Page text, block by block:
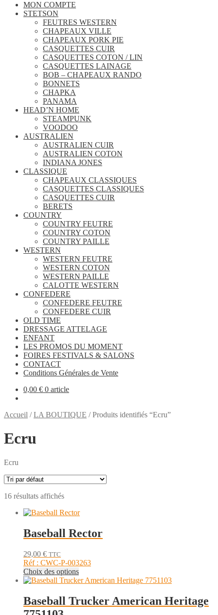
MON COMPTE
STETSON
FEUTRES WESTERN
CHAPEAUX VILLE
CHAPEAUX PORK PIE
CASQUETTES CUIR
CASQUETTES COTON / LIN
CASQUETTES LAINAGE
BOB – CHAPEAUX RANDO
BONNETS
CHAPKA
PANAMA
HEAD’N HOME
STEAMPUNK
VOODOO
AUSTRALIEN
AUSTRALIEN CUIR
AUSTRALIEN COTON
INDIANA JONES
CLASSIQUE
CHAPEAUX CLASSIQUES
CASQUETTES CLASSIQUES
CASQUETTES CUIR
BERETS
COUNTRY
COUNTRY FEUTRE
COUNTRY COTON
COUNTRY PAILLE
WESTERN
WESTERN FEUTRE
WESTERN COTON
WESTERN PAILLE
CALOTTE WESTERN
CONFEDERE
CONFEDERE FEUTRE
CONFEDERE CUIR
OLD TIME
DRESSAGE ATTELAGE
ENFANT
LES PROMOS DU MOMENT
FOIRES FESTIVALS & SALONS
CONTACT
Conditions Générales de Vente
0,00 € 0 article
Accueil /LA BOUTIQUE /Produits identifiés “Ecru”
Ecru
Ecru
16 résultats affichés
Baseball Rector
29,00 € TTC
Réf : CWC-P-003263
Choix des optionsCe
produit
plusieurs
variations.
Baseball Trucker American Heritage